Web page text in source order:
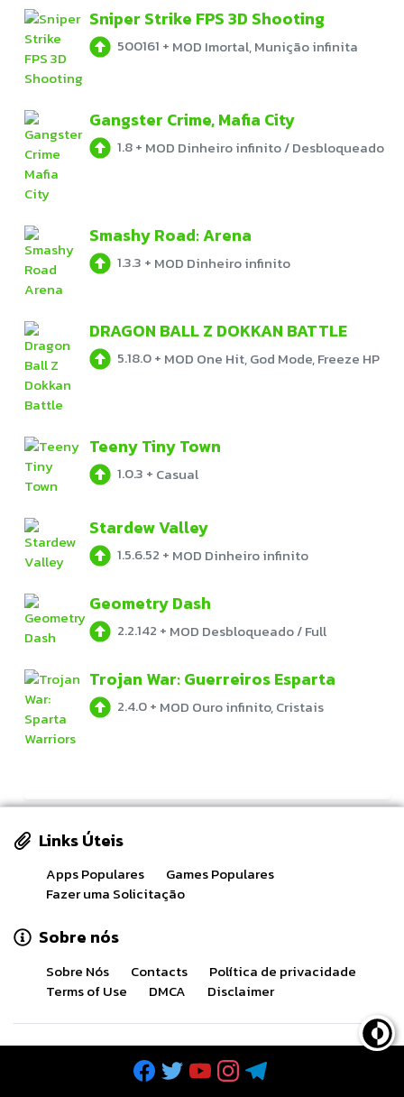
Sniper Strike FPS 3D Shooting
500161 + MOD Imortal, Munição infinita
Gangster Crime, Mafia City
1.8+ MOD Dinheiro infinito / Desbloqueado
Smashy Road: Arena
1.3.3 + MOD Dinheiro infinito
DRAGON BALL Z DOKKAN BATTLE
5.18.0+ MOD One Hit, God Mode, Freeze HP
Teeny Tiny Town
1.0.3 + Casual
Stardew Valley
1.5.6.52 + MOD Dinheiro infinito
Geometry Dash
2.2.142 + MOD Desbloqueado / Full
Trojan War: Guerreiros Esparta
2.4.0+ MOD Ouro infinito, Cristais
Links Úteis
Apps Populares
Games Populares
Fazer uma Solicitação
Sobre nós
Sobre Nós Contacts
Política de privacidade
Terms of Use
DMCA Disclaimer